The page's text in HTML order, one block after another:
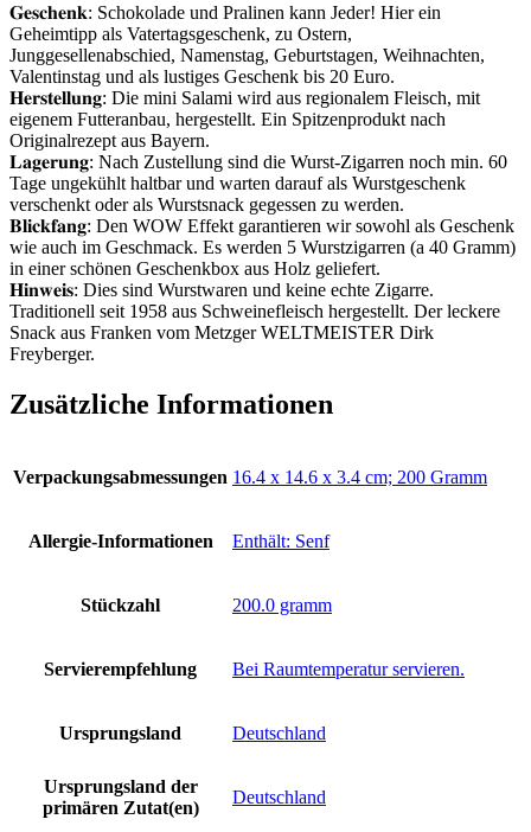
𝐆𝐞𝐬𝐜𝐡𝐞𝐧𝐤: Schokolade und Pralinen kann Jeder! Hier ein
Geheimtipp als Vatertagsgeschenk, zu Ostern,
Junggesellenabschied, Namenstag, Geburtstagen, Weihnachten,
Valentinstag und als lustiges Geschenk bis 20 Euro.
𝐇𝐞𝐫𝐬𝐭𝐞𝐥𝐥𝐮𝐧𝐠: Die mini Salami wird aus regionalem Fleisch, mit
eigenem Futteranbau, hergestellt. Ein Spitzenprodukt nach
Originalrezept aus Bayern.
𝐋𝐚𝐠𝐞𝐫𝐮𝐧𝐠: Nach Zustellung sind die Wurst-Zigarren noch min. 60
Tage ungekühlt haltbar und warten darauf als Wurstgeschenk
verschenkt oder als Wurstsnack gegessen zu werden.
𝐁𝐥𝐢𝐜𝐤𝐟𝐚𝐧𝐠: Den WOW Effekt garantieren wir sowohl als Geschenk
wie auch im Geschmack. Es werden 5 Wurstzigarren (a 40 Gramm)
in einer schönen Geschenkbox aus Holz geliefert.
𝐇𝐢𝐧𝐰𝐞𝐢𝐬: Dies sind Wurstwaren und keine echte Zigarre.
Traditionell seit 1958 aus Schweinefleisch hergestellt. Der leckere
Snack aus Franken vom Metzger WELTMEISTER Dirk
Freyberger.
Zusätzliche Informationen
Verpackungsabmessungen ‎16.4 x 14.6 x 3.4 cm; 200 Gramm
Allergie-Informationen ‎Enthält: Senf
Stückzahl ‎200.0 gramm
Servierempfehlung ‎Bei Raumtemperatur servieren.
Ursprungsland ‎Deutschland
Ursprungsland der
primären Zutat(en)
‎Deutschland